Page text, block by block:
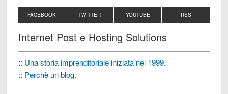
FACEBOOK TWITTER YOUTUBE RSS
Internet Post e Hosting Solutions
:: Una storia imprenditoriale iniziata nel 1999.
:: Perchè un blog.